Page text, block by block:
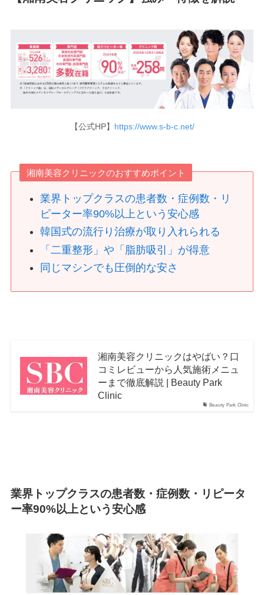
【公式HP】 https://www.s-b-c.net/
湘南美容クリニックのおすすめポイント
業界トップクラスの患者数・症例数・リ
ピーター率90%以上という安心感
韓国式の流行り治療が取り入れられる
「二重整形」や「脂肪吸引」が得意
同じマシンでも圧倒的な安さ
Beauty Park Clinic
湘南美容クリニックはやばい？口
コミレビューから人気施術メニュ
ーまで徹底解説 | Beauty Park
Clinic
業界トップクラスの患者数・症例数・リピータ
ー率90%以上という安心感